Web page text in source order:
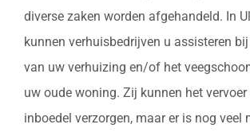
diverse zaken worden afgehandeld. In
kunnen verhuisbedrijven u assisteren
van uw verhuizing en/of het
uw oude woning. Zij kunnen het
inboedel verzorgen, maar er is nog veel